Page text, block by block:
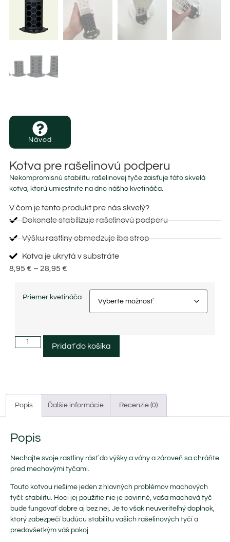
Návod
Kotva pre rašelinovú podperu
Nekompromisnú stabilitu rašelinovej tyče zaisťuje táto skvelá
kotva, ktorú umiestnite na dno nášho kvetináča.
V čom je tento produkt pre nás skvelý?
Dokonale stabilizuje rašelinovú podperu
Výšku rastliny obmedzuje iba strop
Kotva je ukrytá v substráte
8,95 € – 28,95 €
Priemer kvetináča
Pridať do košíka
Popis Ďalšie informácie Recenzie (0)
Popis
Nechajte svoje rastliny rásť do výšky a váhy a zároveň sa chráňte
pred mechovými tyčami.
Touto kotvou riešime jeden z hlavných problémov machových
tyčí: stabilitu. Hoci jej použitie nie je povinné, vaša machová tyč
bude fungovať dobre aj bez nej. Je to však neuveriteľný doplnok,
ktorý zabezpečí budúcu stabilitu vašich rašelinových tyčí a
predovšetkým váš pokoj.